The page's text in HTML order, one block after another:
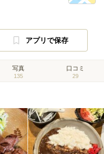
アプリで保存
写真
135
口コミ
29